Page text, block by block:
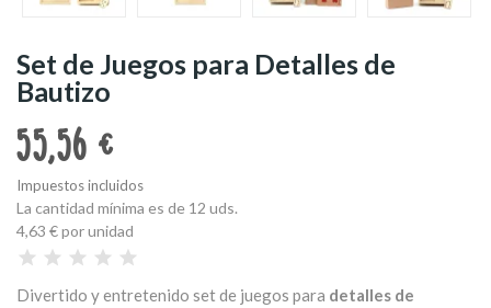
Set de Juegos para Detalles de
Bautizo
55,56 €
Impuestos incluidos
La cantidad mínima es de 12 uds.
4,63 €por unidad
Divertido y entretenido set de juegos para detalles de